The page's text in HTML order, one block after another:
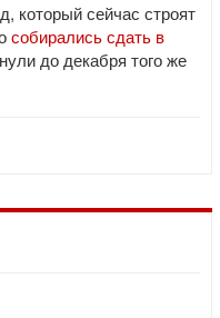
который сейчас строят
собирались сдать в
до декабря того же